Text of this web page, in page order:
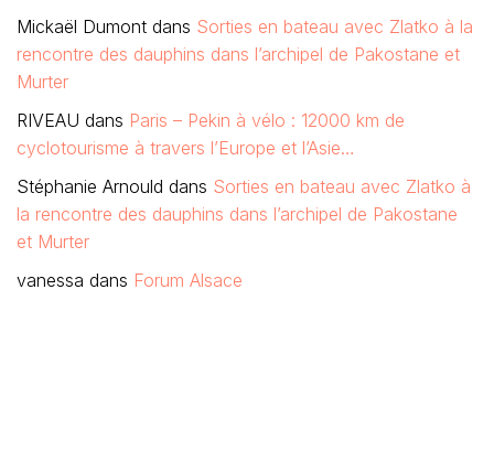
Mickaël Dumont dans Sorties en bateau avec Zlatko à la
rencontre des dauphins dans l’archipel de Pakostane et
Murter
RIVEAU dans Paris – Pekin à vélo : 12000 km de
cyclotourisme à travers l’Europe et l’Asie…
Stéphanie Arnould dans Sorties en bateau avec Zlatko à
la rencontre des dauphins dans l’archipel de Pakostane
et Murter
vanessa dans Forum Alsace